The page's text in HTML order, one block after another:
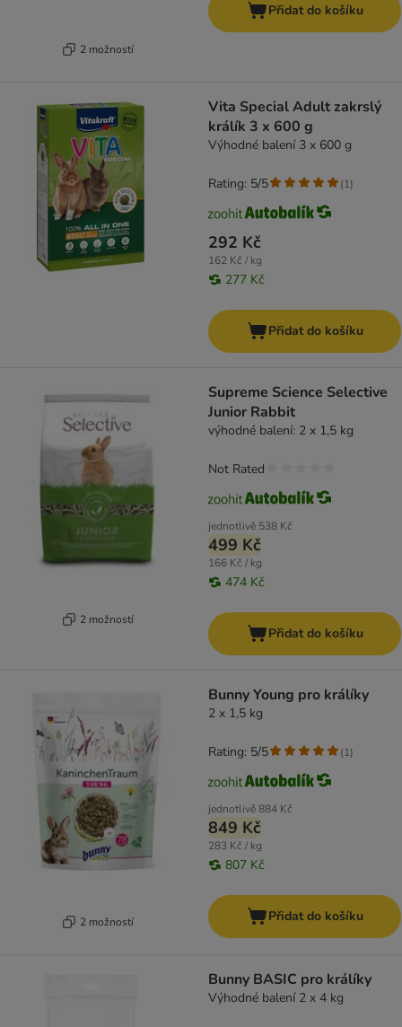
2 možností
Přidat do košíku
Vita Special Adult zakrslý
králík 3 x 600 g
Výhodné balení 3 x 600 g
292 Kč
162 Kč / kg
277 Kč
Rating: 5/5 (1)
Přidat do košíku
2 možností
Supreme Science Selective
Junior Rabbit
výhodné balení: 2 x 1,5 kg
jednotlivě 538 Kč
499 Kč
166 Kč / kg
474 Kč
Not Rated
Přidat do košíku
2 možností
Bunny Young pro králíky
2 x 1,5 kg
jednotlivě884 Kč
849 Kč
283 Kč / kg
807 Kč
Rating: 5/5 (1)
Přidat do košíku
Bunny BASIC pro králíky
Výhodné balení 2 x 4 kg